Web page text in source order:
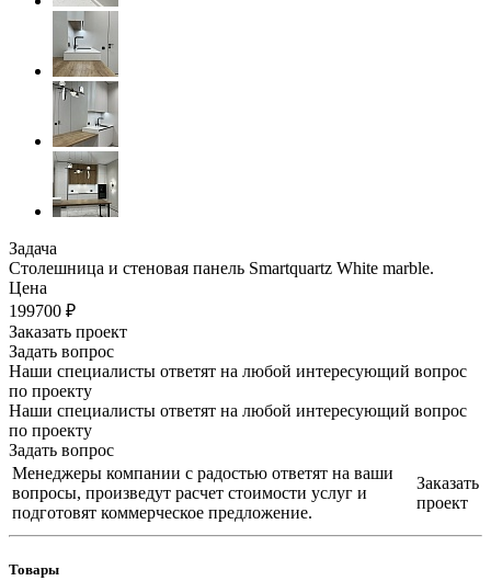
Задача
Столешница и стеновая панель Smartquartz White marble.
Цена
199700 ₽
Заказать проект
Задать вопрос
Наши специалисты ответят на любой интересующий вопрос
по проекту
Наши специалисты ответят на любой интересующий вопрос
по проекту
Задать вопрос
Менеджеры компании с радостью ответят на ваши
вопросы, произведут расчет стоимости услуг и
подготовят коммерческое предложение.
Заказать
проект
Товары